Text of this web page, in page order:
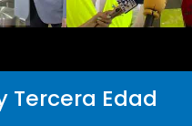
Tercera Edad